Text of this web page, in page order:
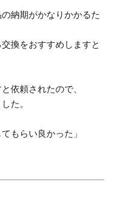
納期がかなりかかるた
換をおすすめしますと
依頼されたので、
た。
もらい良かった」